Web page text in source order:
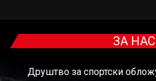
ЗА НАС
Друштво за спортски